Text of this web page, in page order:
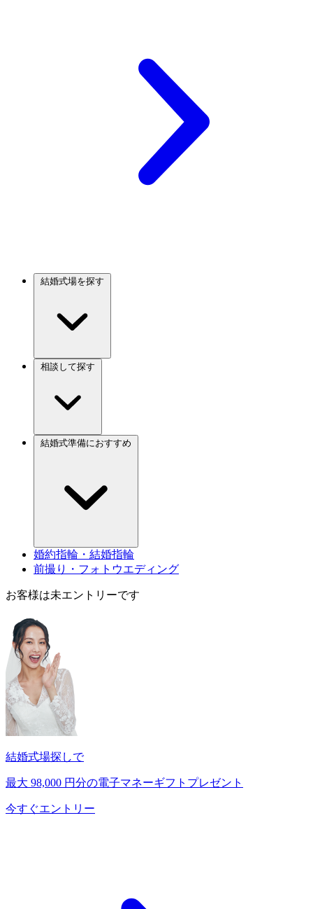
婚約指輪・結婚指輪
前撮り・フォトウエディング
お客様は未エントリーです
結婚式場探しで
最大 98,000 円分の電子マネーギフトプレゼント
今すぐエントリー